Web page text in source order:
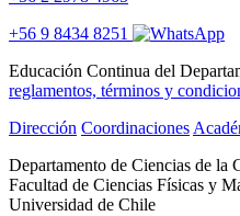
+56 9 8434 8251
Educación Continua del
reglamentos, términos y
Dirección Coordinaciones
Departamento de Ciencias de la
Facultad de Ciencias Físicas y
Universidad de Chile